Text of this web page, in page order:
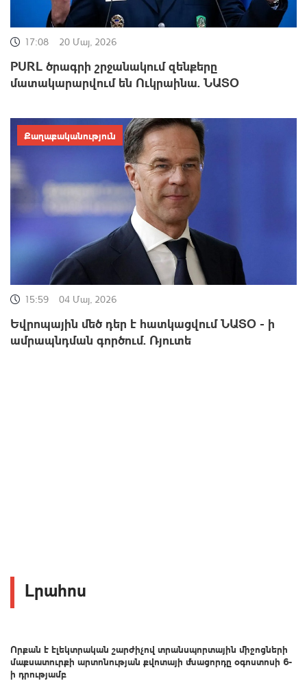
17:08 20 Մայ, 2026
PURL ծրագրի շրջանակում զենքերը
մատակարարվում են Ուկրաինա. ՆԱՏՕ
15:59 04 Մայ, 2026
Եվրոպային մեծ դեր է հատկացվում ՆԱՏՕ - ի
ամրապնդման գործում. Ռյուտե
Քաղաքականություն
Լրահոս
Որքան է էլեկտրական շարժիչով տրանսպորտային միջոցների
մաքսատուրքի արտոնության քվոտայի մնացորդը օգոստոսի 6-
ի դրությամբ